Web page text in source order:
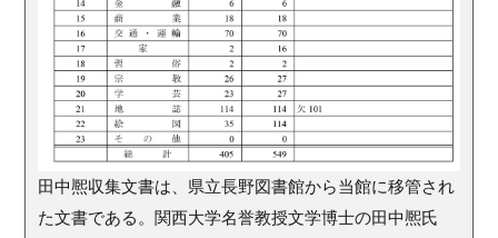
田中熈収集文書は、県立長野図書館から当館に移管され
た文書である。関西大学名誉教授文学博士の田中熈氏